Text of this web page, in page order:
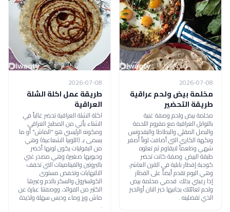
2026-07-08
مخلمة بيض ولحم عراقية
طريقة التحضير
مخلمة بيض ولحم وصفة غنية
بالتوابل العراقية مع مفروم اللحمة
والبصل المقلي والبطاطا والبقدونس
ونكهة الكاري التي أضافت لوناً أصفر
شهي وطعماً لايقاوم ثم تعلوه
طبقة البيض. وصفة كانت تحضر
كوجبة إفطار بابلية في القرن العاشر،
وهي اليوم تقدم أيضاً على الفطار
إذا رغبتي بذلك. قدمي مخلمة بيض
ولحم لعائلتك بجانبها خبز النان أوالخبز
الذي تفضلينه .
2026-07-08
طريقة عمل اكلة الشلة
العراقية
اكلة الشلة العراقية تحضر غالباً في
الشتاء يأتي من المطبخ العراقي
ومكونه الرئيسي هو "الماش" أو ما
يسمى بـ (اللوبيا الشعاعية) وهي
من البقوليات يكون لونها أخضر
وحبوبها صغيرة وهي مصدر غني
بالبروتين والفيتامينات التي تخفف
الالتهابات وتخفض مستوى
الكولسترول والسكر بالدم وغيرها
الكثير من الفوائد، ووصفتنا عبارة عن
ماش ورز وماء ودبس سهلة ولذيذة
.